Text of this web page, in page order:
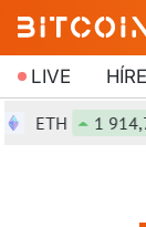
LIVE
ETH 1 914,75$